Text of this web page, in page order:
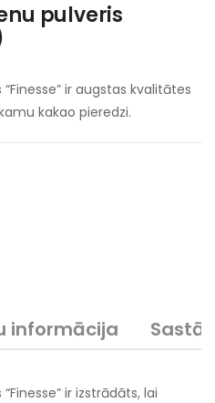
pulveris
“Finesse” ir augstas kvalitātes
kakao pieredzi.
informācija
ir izstrādāts, lai